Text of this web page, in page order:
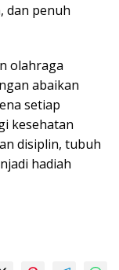
dan penuh
olahraga
abaikan
setiap
kesehatan
disiplin, tubuh
hadiah